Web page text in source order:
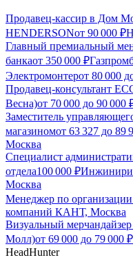
Продавец-кассир в Дом
HENDERSONот 90 000 ₽
Главный премиальный
банкаот 350 000 ₽
Электромонтерот 80 000
Продавец-консультант
Весна)от 70 000 до 90 000
Заместитель
магазиномот 63 327 до 89
Москва
Специалист
отдела100 000 ₽
Москва
Менеджер по
компаний КАНТ, Москва
Визуальный
Молл)от 69 000 до 79 000 ₽
HeadHunter